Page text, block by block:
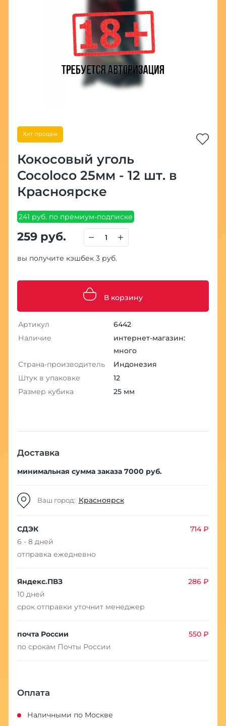
Хит продаж
Кокосовый уголь
Cocoloco 25мм - 12 шт. в
Красноярске
241 руб. по премиум-подписке
259 руб.
вы получите кэшбек 3 руб.
В корзину
Артикул
6442
Наличие
интернет-магазин:
много
Страна-производитель
Индонезия
Штук в упаковке
12
Размер кубика
25 мм
Доставка
минимальная сумма заказа 7000 руб.
Ваш город: Красноярск
СДЭК
714 ₽
6 - 8 дней
отправка ежедневно
Яндекс.ПВЗ
286 ₽
10 дней
срок отправки уточнит менеджер
почта России
550 ₽
по срокам Почты России
Оплата
Наличными по Москве